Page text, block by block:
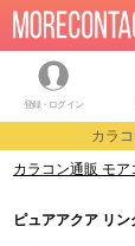
登録・ログイン
カラ
カラコン通販 モア
ピュアアクア リ